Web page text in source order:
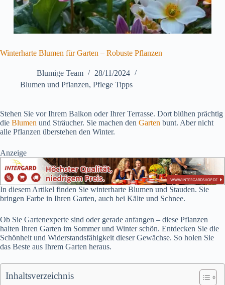
Winterharte Blumen für Garten – Robuste Pflanzen
Blumige Team
28/11/2024
Blumen und Pflanzen, Pflege Tipps
Stehen Sie vor Ihrem Balkon oder Ihrer Terrasse. Dort blühen prächtig
die Blumen und Sträucher. Sie machen den Garten bunt. Aber nicht
alle Pflanzen überstehen den Winter.
Anzeige
In diesem Artikel finden Sie winterharte Blumen und Stauden. Sie
bringen Farbe in Ihren Garten, auch bei Kälte und Schnee.
Ob Sie Gartenexperte sind oder gerade anfangen – diese Pflanzen
halten Ihren Garten im Sommer und Winter schön. Entdecken Sie die
Schönheit und Widerstandsfähigkeit dieser Gewächse. So holen Sie
das Beste aus Ihrem Garten heraus.
Inhaltsverzeichnis